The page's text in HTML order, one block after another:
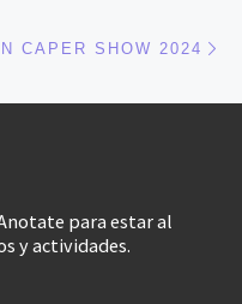
CAPER SHOW 2024
para estar al
y actividades.